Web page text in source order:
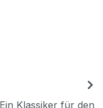
Klassiker für den